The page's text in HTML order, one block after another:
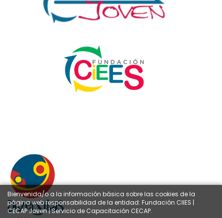
Bienvenida/o a la información básica sobre las cookies de la
página web responsabilidad de la entidad: Fundación CIIES |
CECAP Joven | Servicio de Capacitación CECAP.